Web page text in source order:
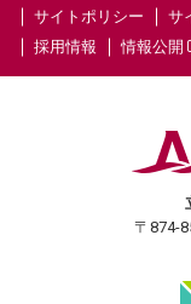
サイトポリシー サ
採用情報
情報公開
〒874-